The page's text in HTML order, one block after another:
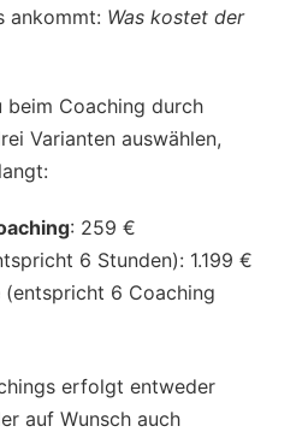
ankommt: Was kostet der
beim Coaching durch
Varianten auswählen,
: 259 €
6 Stunden): 1.199 €
(entspricht 6 Coaching
erfolgt entweder
auf Wunsch auch